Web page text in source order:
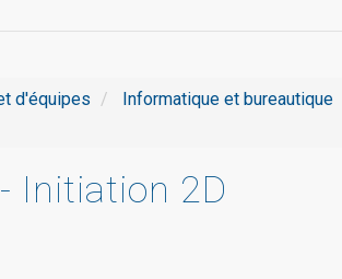
d'équipes
Informatique et bureautique
Initiation 2D